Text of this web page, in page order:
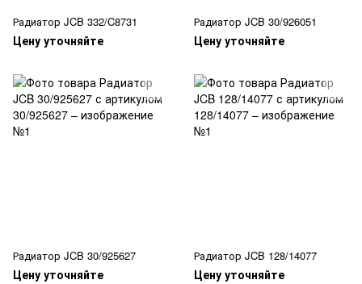
Радиатор JCB 332/C8731
Цену уточняйте
Радиатор JCB 30/926051
Цену уточняйте
Радиатор JCB 30/925627
Цену уточняйте
Радиатор JCB 128/14077
Цену уточняйте